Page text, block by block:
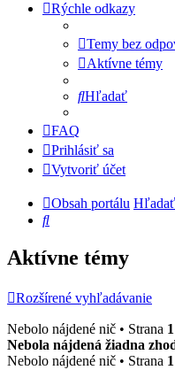
Rýchle odkazy
Temy bez
Aktívne témy
Hľadať
FAQ
Prihlásiť sa
Vytvoriť účet
Obsah portálu Hľadať
Hľadať
Aktívne témy
Rozšírené vyhľadávanie
Nebolo nájdené nič • Strana 1
Nebola nájdená žiadna
Nebolo nájdené nič • Strana 1